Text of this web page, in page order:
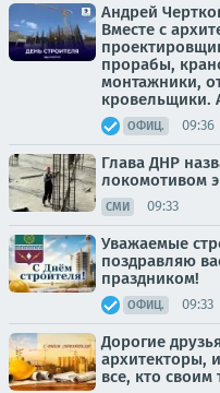
Андрей
Вместе с
прорабы,
монтажники,
кровельщики.
ОФИЦ. 09:36
Глава ДНР
локомотивом
СМИ 09:33
Уважаемые
поздравляю
праздником!
ОФИЦ. 09:33
Дорогие
архитекторы,
все, кто